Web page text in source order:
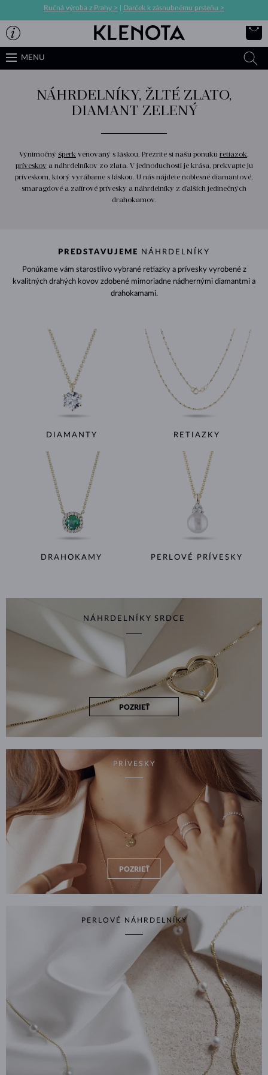
Ručná výroba z Prahy > Darček k zásnubnému prsteňu >
MENU
NÁHRDELNÍKY, ŽLTÉ ZLATO,
DIAMANT ZELENÝ
Výnimočný šperk venovaný s láskou. Prezrite si našu ponuku retiazok,
príveskov a náhrdelníkov zo zlata. V jednoduchosti je krása, prekvapte ju
príveskom, ktorý vyrábame s láskou. U nás nájdete noblesné diamantové,
smaragdové a zafírové prívesky a náhrdelníky z ďalších jedinečných
drahokamov.
PREDSTAVUJEME NÁHRDELNÍKY
Ponúkame vám starostlivo vybrané retiazky a prívesky vyrobené z
kvalitných drahých kovov zdobené mimoriadne nádhernými diamantmi a
drahokamami.
DIAMANTY RETIAZKY
DRAHOKAMY PERLOVÉ PRÍVESKY
NÁHRDELNÍKY SRDCE
POZRIEŤ
PRÍVESKY
POZRIEŤ
PERLOVÉ NÁHRDELNÍKY